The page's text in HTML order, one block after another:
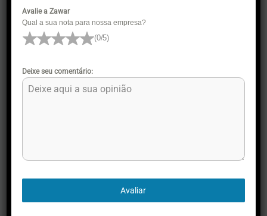
Peitoral K-9 “Y” Grande
Avalie a Zawar
Qual a sua nota para nossa empresa?
(0/5)
Deixe seu comentário:
Avaliar